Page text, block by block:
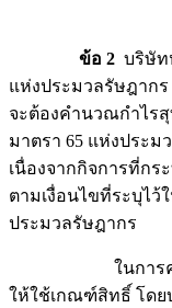
ข้อ 2 บริษัท
แห่งประมวลรัษฎาก
จะต้องคำนวณกำไร
มาตรา 65 แห่งประม
เนื่องจากกิจการที่กร
ตามเงื่อนไขที่ระบุไว้
ประมวลรัษฎากร
ในการคำนวณร
ให้ใช้เกณฑ์สิทธิ์ โด